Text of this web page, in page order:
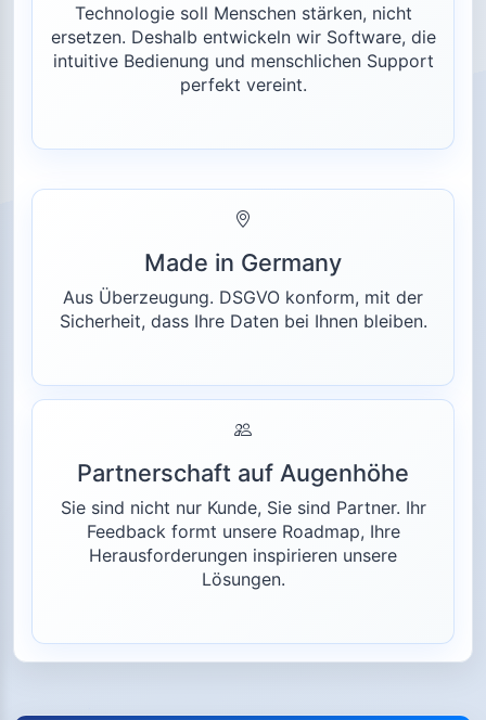
Technologie soll Menschen stärken, nicht
ersetzen. Deshalb entwickeln wir Software, die
intuitive Bedienung und menschlichen Support
perfekt vereint.
Made in Germany
Aus Überzeugung. DSGVO konform, mit der
Sicherheit, dass Ihre Daten bei Ihnen bleiben.
Partnerschaft auf Augenhöhe
Sie sind nicht nur Kunde, Sie sind Partner. Ihr
Feedback formt unsere Roadmap, Ihre
Herausforderungen inspirieren unsere
Lösungen.